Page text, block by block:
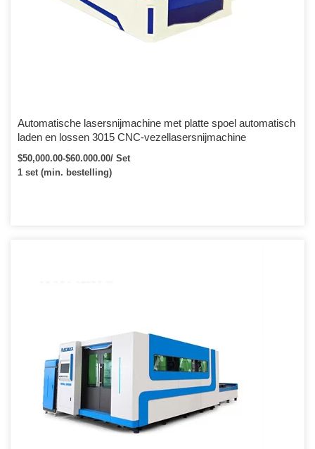
Automatische lasersnijmachine met platte spoel automatisch
laden en lossen 3015 CNC-vezellasersnijmachine
$50,000.00-$60.000.00/ Set
1 set (min. bestelling)